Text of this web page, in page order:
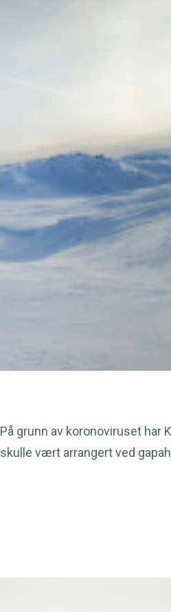
På grunn av koronoviruset har
skulle vært arrangert ved